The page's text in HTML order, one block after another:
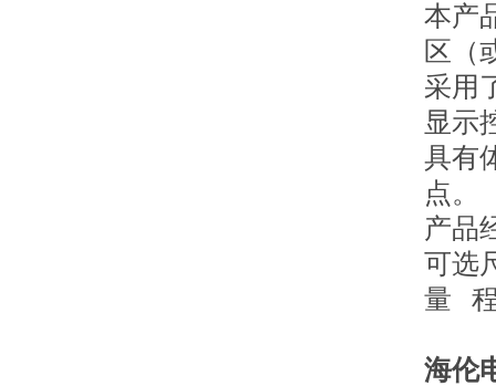
本产
区（
采用
显示
具有
点。
产品
可选
量 程
海伦